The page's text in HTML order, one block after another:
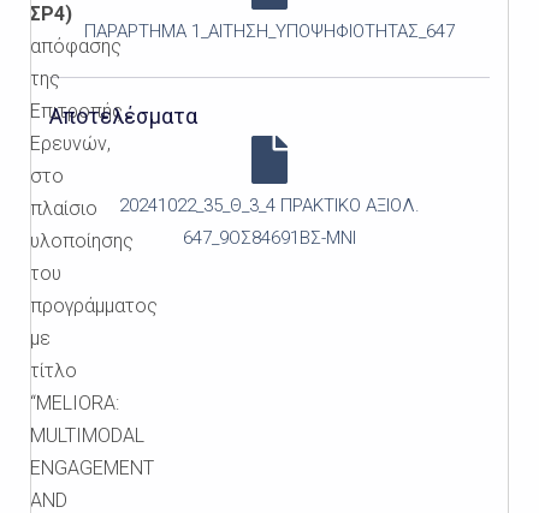
ΣΡ4)
απόφασης
της
Επιτροπής
Ερευνών,
στο
πλαίσιο
υλοποίησης
του
προγράμματος
με
τίτλο
“MELIORA:
MULTIMODAL
ENGAGEMENT
AND
ΠΑΡΑΡΤΗΜΑ 1_ΑΙΤΗΣΗ_ΥΠΟΨΗΦΙΟΤΗΤΑΣ_647
Αποτελέσματα
20241022_35_Θ_3_4 ΠΡΑΚΤΙΚΟ ΑΞΙΟΛ.
647_9ΟΣ84691ΒΣ-ΜΝΙ